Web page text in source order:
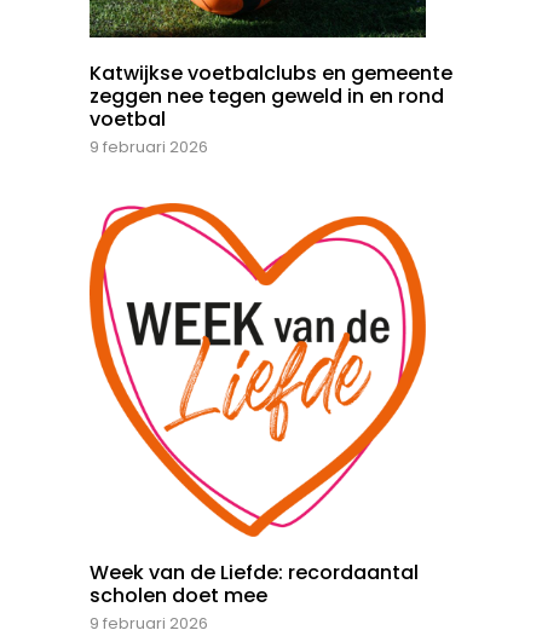
Katwijkse voetbalclubs en gemeente
zeggen nee tegen geweld in en rond
voetbal
9 februari 2026
Week van de Liefde: recordaantal
scholen doet mee
9 februari 2026